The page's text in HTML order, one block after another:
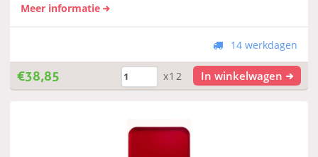
Meer informatie
14 werkdagen
€38,85 x12 In winkelwagen